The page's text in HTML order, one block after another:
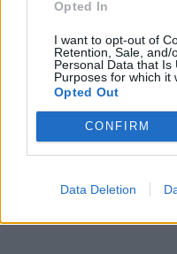
Opted In
I want to opt-out of
Retention, Sale, and/
Personal Data that Is
Purposes for which it
Opted Out
CONFIRM
Data Deletion